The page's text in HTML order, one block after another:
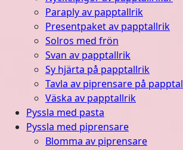
Paraply av papptallrik
Presentpaket av papptallrik
Solros med frön
Svan av papptallrik
Sy hjärta på papptallrik
Tavla av piprensare på
Väska av papptallrik
Pyssla med pasta
Pyssla med piprensare
Blomma av piprensare